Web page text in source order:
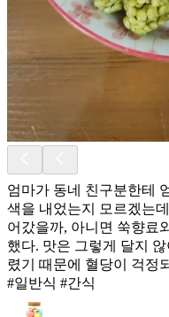
엄마가 동네 친구분한테
색을 내었는지 모르겠는
어갔을까, 아니면 쑥향료
했다. 맛은 그렇게 달지
렸기 때문에 혈당이 걱정
#일반식 #간식